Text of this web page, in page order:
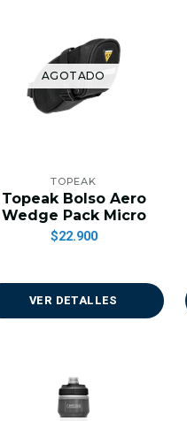
AGOTADO
TOPEAK
Topeak Bolso Aero
Wedge Pack Micro
$22.900
VER DETALLES